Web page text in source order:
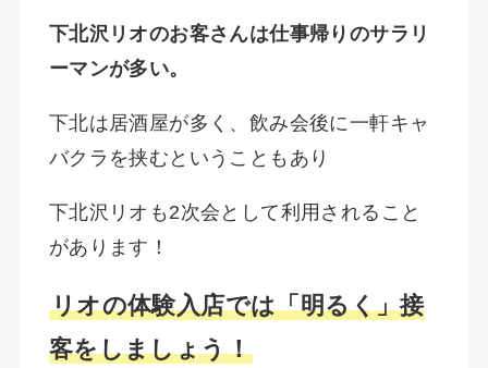
下北沢リオのお客さんは仕事帰りのサラリ
ーマンが多い。
下北は居酒屋が多く、飲み会後に一軒キャ
バクラを挟むということもあり
下北沢リオも2次会として利用されること
があります！
リオの体験入店では「明るく」接
客をしましょう！